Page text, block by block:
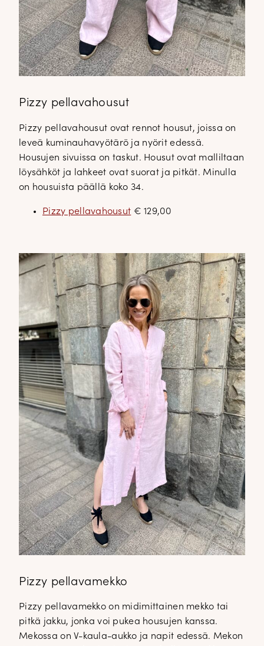
Pizzy pellavahousut
Pizzy pellavahousut ovat rennot housut, joissa on
leveä kuminauhavyötärö ja nyörit edessä.
Housujen sivuissa on taskut. Housut ovat malliltaan
löysähköt ja lahkeet ovat suorat ja pitkät. Minulla
on housuista päällä koko 34.
Pizzy pellavahousut € 129,00
Pizzy pellavamekko
Pizzy pellavamekko on midimittainen mekko tai
pitkä jakku, jonka voi pukea housujen kanssa.
Mekossa on V-kaula-aukko ja napit edessä. Mekon